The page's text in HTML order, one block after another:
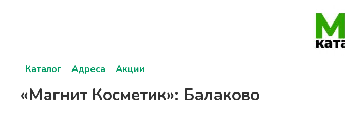
Каталог Адреса Акции
«Магнит Косметик»: Балаково